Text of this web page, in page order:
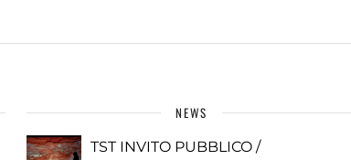
NEWS
TST INVITO PUBBLICO /